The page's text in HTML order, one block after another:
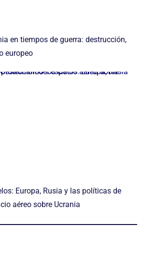
en tiempos de guerra: destrucción,
europeo
Europa, Rusia y las políticas de
aéreo sobre Ucrania